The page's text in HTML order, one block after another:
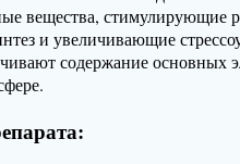
вещества, стимулирующие
и увеличивающие
содержание основных